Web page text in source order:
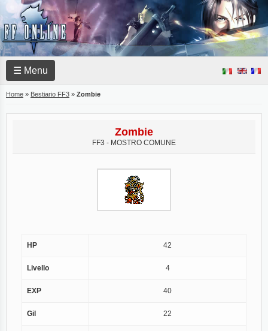
☰ Menu
Home » Bestiario FF3 » Zombie
Zombie
FF3 - MOSTRO COMUNE
HP 42
Livello 4
EXP 40
Gil 22